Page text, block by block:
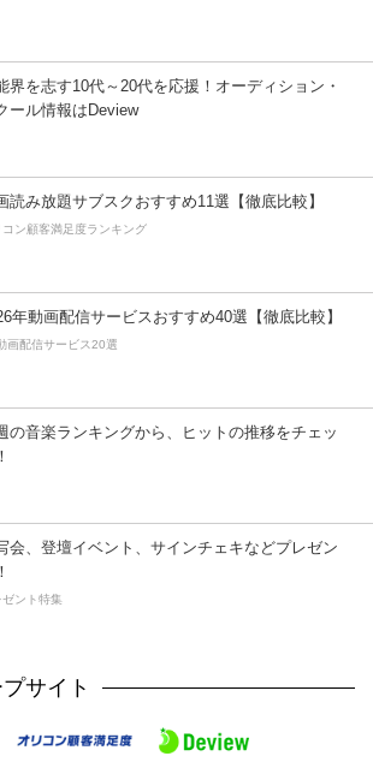
界を志す10代～20代を応援！オーディション・
ール情報はDeview
読み放題サブスクおすすめ11選【徹底比較】
コン顧客満足度ランキング
年動画配信サービスおすすめ40選【徹底比較】
画配信サービス20選
の音楽ランキングから、ヒットの推移をチェッ
会、登壇イベント、サインチェキなどプレゼン
ゼント特集
サイト